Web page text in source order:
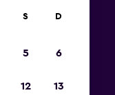
S D
5 6
12 13